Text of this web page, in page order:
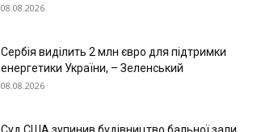
08.08.2026
Сербія виділить 2 млн євро для підтримки
енергетики України, – Зеленський
08.08.2026